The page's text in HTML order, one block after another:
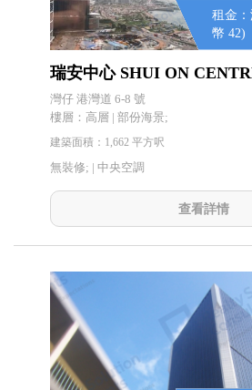
租金：
幣 42)
瑞安中心 SHUI ON
灣仔 港灣道 6-8 號
樓層：高層 | 部份海景;
建築面積：1,662 平方呎
無裝修; | 中央空調
查看詳情